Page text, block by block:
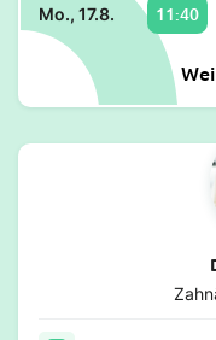
Mo., 17.8. 11:40